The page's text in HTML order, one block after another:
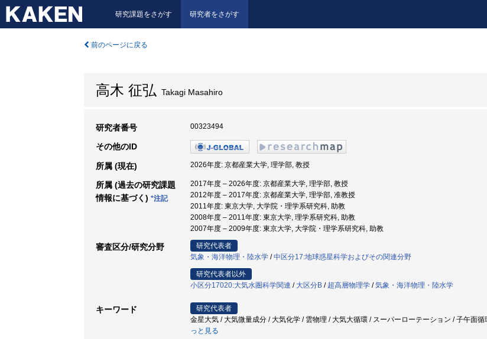
研究課題をさがす 研究者をさがす
前のページに戻る
高木 征弘 Takagi Masahiro
研究者番号 00323494
その他のID
所属 (現在) 2026年度: 京都産業大学, 理学部, 教授
所属 (過去の研究課題
情報に基づく) *注記
2017年度 – 2026年度: 京都産業大学, 理学部, 教授
2012年度 – 2017年度: 京都産業大学, 理学部, 准教授
2011年度: 東京大学, 大学院・理学系研究科, 助教
2008年度 – 2011年度: 東京大学, 理学系研究科, 助教
2007年度 – 2009年度: 東京大学, 大学院・理学系研究科, 助教
審査区分/研究分野
研究代表者
気象・海洋物理・陸水学 /中区分17:地球惑星科学およびその関連分野
研究代表者以外
小区分17020:大気水圏科学関連 / 大区分B / 超高層物理学 /気象・海洋物理・陸水学
キーワード
研究代表者
金星大気 / 大気微量成分 / 大気化学 / 雲物理 / 大気大循環 / スーパーローテーション / 子午面
っと見る